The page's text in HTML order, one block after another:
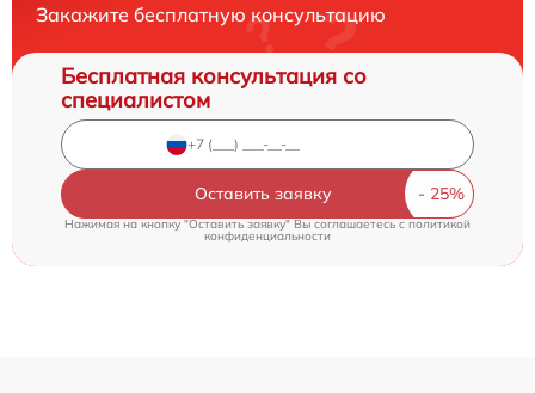
Закажите бесплатную консультацию
Бесплатная консультация со
специалистом
Оставить заявку
Нажимая на кнопку "Оставить заявку" Вы соглашаетесь cполитикой
конфиденциальности